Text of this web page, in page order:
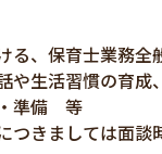
る、保育士業務全
や生活習慣の育成
準備 等
つきましては面談